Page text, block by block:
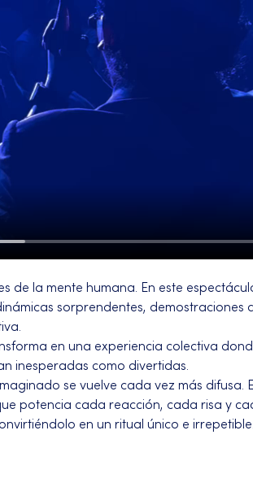
de la mente humana. En este
sorprendentes, demostraciones
en una experiencia colectiva
inesperadas como divertidas.
se vuelve cada vez más difusa.
potencia cada reacción, cada risa y
en un ritual único e irrepetible.